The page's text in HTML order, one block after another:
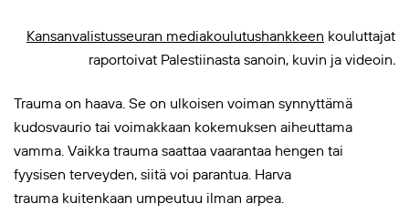
Kansanvalistusseuran mediakoulutushankkeen kouluttajat
raportoivat Palestiinasta sanoin, kuvin ja videoin.
Trauma on haava. Se on ulkoisen voiman synnyttämä
kudosvaurio tai voimakkaan kokemuksen aiheuttama
vamma. Vaikka trauma saattaa vaarantaa hengen tai
fyysisen terveyden, siitä voi parantua. Harva
trauma kuitenkaan umpeutuu ilman arpea.